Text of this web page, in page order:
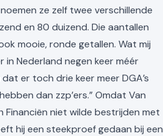
ze zelf twee verschillende
en 80 duizend. Die aantallen
mooie, ronde getallen. Wat mij
Nederland negen keer méér
dat er toch drie keer meer DGA’s
dan zzp’ers.” Omdat Van
Financiën niet wilde bestrijden met
hij een steekproef gedaan bij een